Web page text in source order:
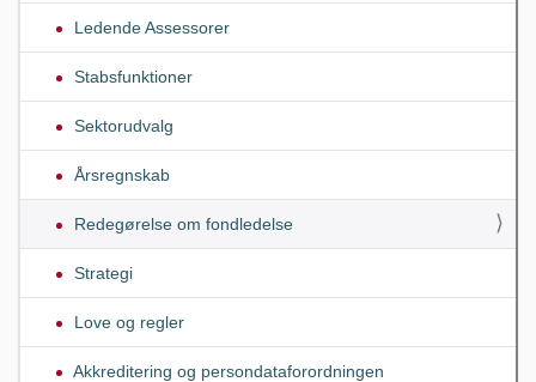
Ledende Assessorer
Stabsfunktioner
Sektorudvalg
Årsregnskab
Redegørelse om fondledelse
Strategi
Love og regler
Akkreditering og persondataforordningen